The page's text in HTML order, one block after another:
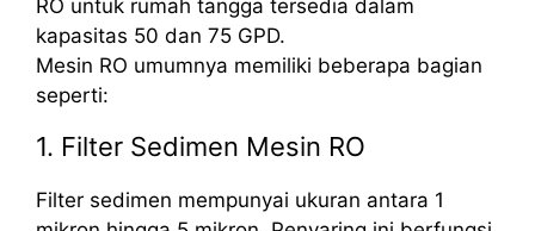
RO untuk rumah tangga tersedia dalam
kapasitas 50 dan 75 GPD.
Mesin RO umumnya memiliki beberapa bagian
seperti:
1. Filter Sedimen Mesin RO
Filter sedimen mempunyai ukuran antara 1